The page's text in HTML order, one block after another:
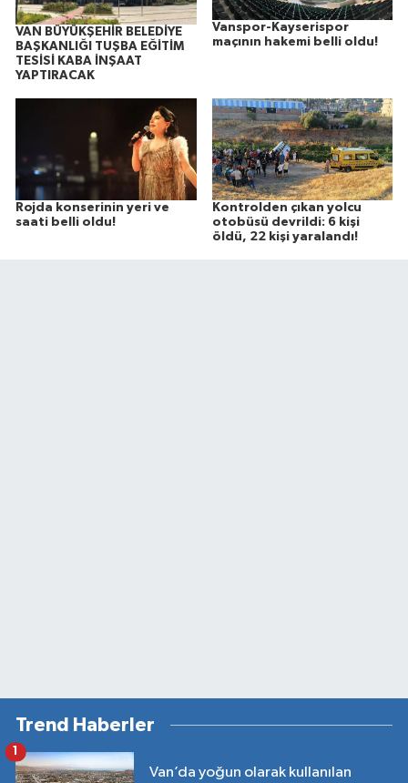
VAN BÜYÜKŞEHİR BELEDİYE
BAŞKANLIĞI TUŞBA EĞİTİM
TESİSİ KABA İNŞAAT
YAPTIRACAK
Vanspor-Kayserispor
maçının hakemi belli oldu!
Rojda konserinin yeri ve
saati belli oldu!
Kontrolden çıkan yolcu
otobüsü devrildi: 6 kişi
öldü, 22 kişi yaralandı!
Trend Haberler
Van’da yoğun olarak kullanılan
1